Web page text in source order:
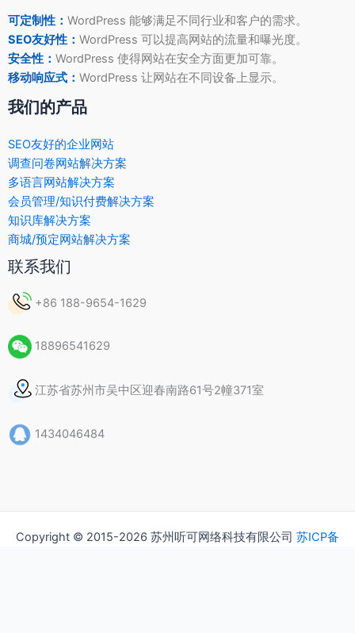
可定制性： WordPress 能够满足不同行业和客户的需求。
SEO友好性： WordPress 可以提高网站的流量和曝光度。
安全性： WordPress 使得网站在安全方面更加可靠。
移动响应式： WordPress 让网站在不同设备上显示。
我们的产品
SEO友好的企业网站
调查问卷网站解决方案
多语言网站解决方案
会员管理/知识付费解决方案
知识库解决方案
商城/预定网站解决方案
联系我们
+86 188-9654-1629
18896541629
江苏省苏州市吴中区迎春南路61号2幢371室
1434046484
Copyright © 2015-2026 苏州听可网络科技有限公司 苏ICP备